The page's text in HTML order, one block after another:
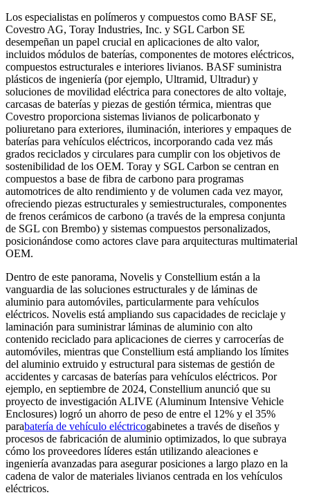
Los especialistas en polímeros y compuestos como BASF SE,
Covestro AG, Toray Industries, Inc. y SGL Carbon SE
desempeñan un papel crucial en aplicaciones de alto valor,
incluidos módulos de baterías, componentes de motores eléctricos,
compuestos estructurales e interiores livianos. BASF suministra
plásticos de ingeniería (por ejemplo, Ultramid, Ultradur) y
soluciones de movilidad eléctrica para conectores de alto voltaje,
carcasas de baterías y piezas de gestión térmica, mientras que
Covestro proporciona sistemas livianos de policarbonato y
poliuretano para exteriores, iluminación, interiores y empaques de
baterías para vehículos eléctricos, incorporando cada vez más
grados reciclados y circulares para cumplir con los objetivos de
sostenibilidad de los OEM. Toray y SGL Carbon se centran en
compuestos a base de fibra de carbono para programas
automotrices de alto rendimiento y de volumen cada vez mayor,
ofreciendo piezas estructurales y semiestructurales, componentes
de frenos cerámicos de carbono (a través de la empresa conjunta
de SGL con Brembo) y sistemas compuestos personalizados,
posicionándose como actores clave para arquitecturas multimaterial
OEM.
Dentro de este panorama, Novelis y Constellium están a la
vanguardia de las soluciones estructurales y de láminas de
aluminio para automóviles, particularmente para vehículos
eléctricos. Novelis está ampliando sus capacidades de reciclaje y
laminación para suministrar láminas de aluminio con alto
contenido reciclado para aplicaciones de cierres y carrocerías de
automóviles, mientras que Constellium está ampliando los límites
del aluminio extruido y estructural para sistemas de gestión de
accidentes y carcasas de baterías para vehículos eléctricos. Por
ejemplo, en septiembre de 2024, Constellium anunció que su
proyecto de investigación ALIVE (Aluminum Intensive Vehicle
Enclosures) logró un ahorro de peso de entre el 12% y el 35%
parabatería de vehículo eléctricogabinetes a través de diseños y
procesos de fabricación de aluminio optimizados, lo que subraya
cómo los proveedores líderes están utilizando aleaciones e
ingeniería avanzadas para asegurar posiciones a largo plazo en la
cadena de valor de materiales livianos centrada en los vehículos
eléctricos.